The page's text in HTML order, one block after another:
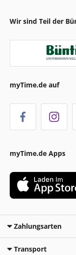
Wir sind Teil der
myTime.de auf
myTime.de Apps
Zahlungsarten
Transport